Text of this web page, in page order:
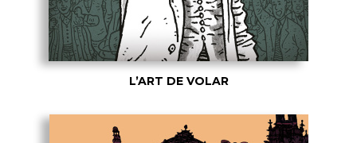
L’ART DE VOLAR